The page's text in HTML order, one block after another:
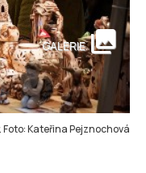
Kateřina Pejznochová
GALERIE collections